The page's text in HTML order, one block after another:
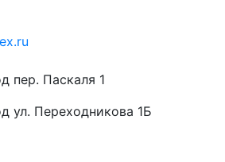
пер. Паскаля 1
ул. Переходникова 1Б